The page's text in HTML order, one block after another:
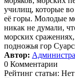
училищ, которые
её горы. Молодые
никак не думали,
морских
подножья гор
Автор:
0 Комментарии
Рейтинг статьи: